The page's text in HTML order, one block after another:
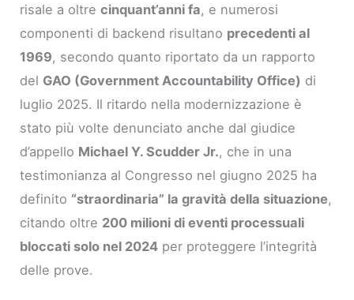
risale a oltrecinquant’anni fa, e numerosi
componenti di backend risultano precedenti al
1969, secondo quanto riportato da un rapporto
del GAO (Government Accountability Office) di
luglio 2025. Il ritardo nella modernizzazione è
stato più volte denunciato anche dal giudice
d’appello Michael Y. Scudder Jr., che in una
testimonianza al Congresso nel giugno 2025 ha
definito “straordinaria” la gravità della situazione,
citando oltre 200 milioni di eventi processuali
bloccati solo nel 2024 per proteggere l’integrità
delle prove.